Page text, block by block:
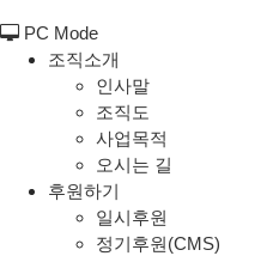
PC Mode
조직소개
인사말
조직도
사업목적
오시는 길
후원하기
일시후원
정기후원(CMS)